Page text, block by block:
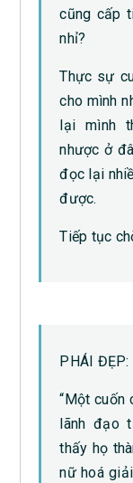
cũng cấp
nhỉ?
Thực sự
cho mình
lại mình
nhược ở
đọc lại
được.
Tiếp tục
PHÁI ĐẸP:
“Một cuốn
lãnh đạo
thấy họ
nữ hoá